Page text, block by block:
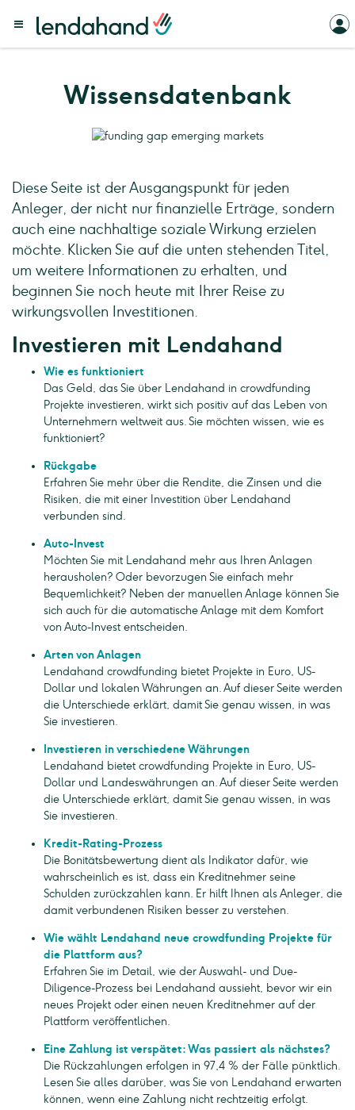
Wissensdatenbank
Diese Seite ist der Ausgangspunkt für jeden
Anleger, der nicht nur finanzielle Erträge, sondern
auch eine nachhaltige soziale Wirkung erzielen
möchte. Klicken Sie auf die unten stehenden Titel,
um weitere Informationen zu erhalten, und
beginnen Sie noch heute mit Ihrer Reise zu
wirkungsvollen Investitionen.
Investieren mit Lendahand
Wie es funktioniert
Das Geld, das Sie über Lendahand in crowdfunding
Projekte investieren, wirkt sich positiv auf das Leben von
Unternehmern weltweit aus. Sie möchten wissen, wie es
funktioniert?
Rückgabe
Erfahren Sie mehr über die Rendite, die Zinsen und die
Risiken, die mit einer Investition über Lendahand
verbunden sind.
Auto-Invest
Möchten Sie mit Lendahand mehr aus Ihren Anlagen
herausholen? Oder bevorzugen Sie einfach mehr
Bequemlichkeit? Neben der manuellen Anlage können Sie
sich auch für die automatische Anlage mit dem Komfort
von Auto-Invest entscheiden.
Arten von Anlagen
Lendahand crowdfunding bietet Projekte in Euro, US-
Dollar und lokalen Währungen an. Auf dieser Seite werden
die Unterschiede erklärt, damit Sie genau wissen, in was
Sie investieren.
Investieren in verschiedene Währungen
Lendahand bietet crowdfunding Projekte in Euro, US-
Dollar und Landeswährungen an. Auf dieser Seite werden
die Unterschiede erklärt, damit Sie genau wissen, in was
Sie investieren.
Kredit-Rating-Prozess
Die Bonitätsbewertung dient als Indikator dafür, wie
wahrscheinlich es ist, dass ein Kreditnehmer seine
Schulden zurückzahlen kann. Er hilft Ihnen als Anleger, die
damit verbundenen Risiken besser zu verstehen.
Wie wählt Lendahand neue crowdfunding Projekte für
die Plattform aus?
Erfahren Sie im Detail, wie der Auswahl- und Due-
Diligence-Prozess bei Lendahand aussieht, bevor wir ein
neues Projekt oder einen neuen Kreditnehmer auf der
Plattform veröffentlichen.
Eine Zahlung ist verspätet: Was passiert als nächstes?
Die Rückzahlungen erfolgen in 97,4 % der Fälle pünktlich.
Lesen Sie alles darüber, was Sie von Lendahand erwarten
können, wenn eine Zahlung nicht rechtzeitig erfolgt.